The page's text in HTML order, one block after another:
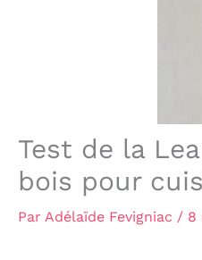
Test de la
bois pour
Par Adélaïde Fevigniac / 8